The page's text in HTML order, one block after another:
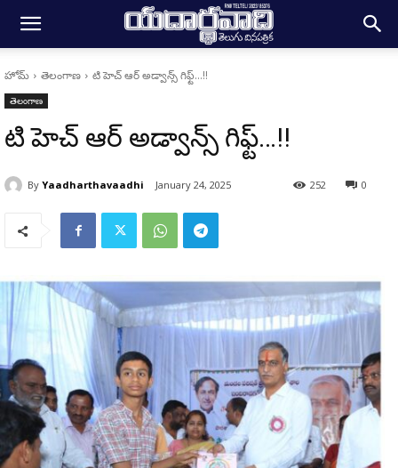
హోమ్ తెలంగాణ టి హెచ్ ఆర్ అడ్వాన్స్ గిఫ్ట్…!!
తెలంగాణ
టి హెచ్ ఆర్ అడ్వాన్స్ గిఫ్ట్…!!
By Yaadharthavaadhi January 24, 2025 0
252